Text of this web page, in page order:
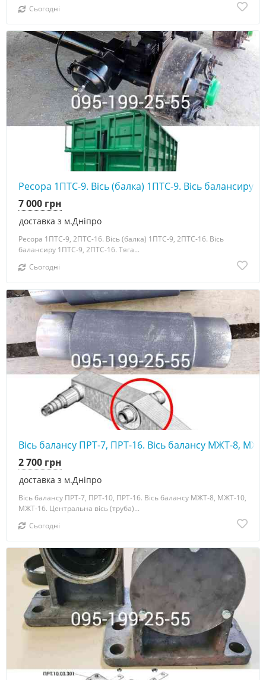
Сьогодні
Ресора 1ПТС-9. Вісь (балка) 1ПТС-9. Вісь балансиру
доставка з м.Дніпро
7 000 грн
Ресора 1ПТС-9, 2ПТС-16. Вісь (балка) 1ПТС-9, 2ПТС-16. Вісь
балансиру 1ПТС-9, 2ПТС-16. Тяга...
Сьогодні
Вісь балансу ПРТ-7, ПРТ-16. Вісь балансу МЖТ-8,
доставка з м.Дніпро
2 700 грн
Вісь балансу ПРТ-7, ПРТ-10, ПРТ-16. Вісь балансу МЖТ-8, МЖТ-10,
МЖТ-16. Центральна вісь (труба)...
Сьогодні